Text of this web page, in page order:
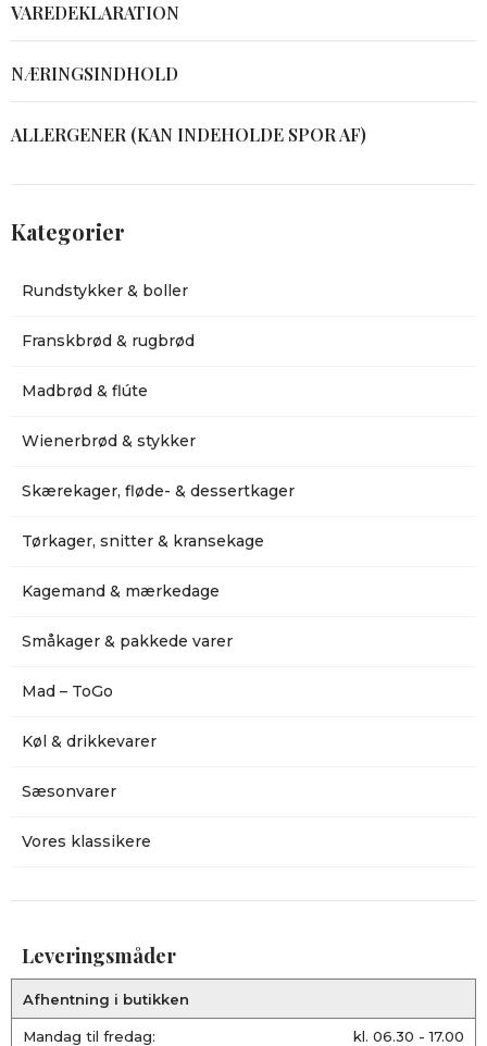
VAREDEKLARATION
NÆRINGSINDHOLD
ALLERGENER (KAN INDEHOLDE SPOR AF)
Kategorier
Rundstykker & boller
Franskbrød & rugbrød
Madbrød & flúte
Wienerbrød & stykker
Skærekager, fløde- & dessertkager
Tørkager, snitter & kransekage
Kagemand & mærkedage
Småkager & pakkede varer
Mad – ToGo
Køl & drikkevarer
Sæsonvarer
Vores klassikere
Leveringsmåder
Afhentning i butikken
Mandag til fredag: kl. 06.30 - 17.00